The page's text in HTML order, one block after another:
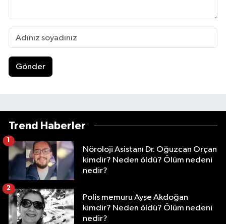
Gönder
Trend Haberler
Nöroloji Asistanı Dr. Oğuzcan Orçan
kimdir? Neden öldü? Ölüm nedeni
nedir?
1
Polis memuru Ayşe Akdoğan
kimdir? Neden öldü? Ölüm nedeni
nedir?
2